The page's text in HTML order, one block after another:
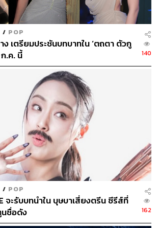
/ POP
เตรียมประชันบทบาทใน ‘ตถตา ตัวกู
.ค. นี้
140
/ POP
จะรับบทนำใน บุษบาเสี่ยงตรีน ซีรีส์ที่
ชื่อดัง
162